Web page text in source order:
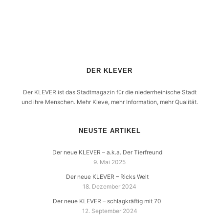
DER KLEVER
Der KLEVER ist das Stadtmagazin für die niederrheinische Stadt
und ihre Menschen. Mehr Kleve, mehr Information, mehr Qualität.
NEUSTE ARTIKEL
Der neue KLEVER – a.k.a. Der Tierfreund
9. Mai 2025
Der neue KLEVER – Ricks Welt
18. Dezember 2024
Der neue KLEVER – schlagkräftig mit 70
12. September 2024